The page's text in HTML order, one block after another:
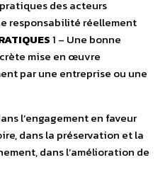
des acteurs
responsabilité réellement
1 – Une bonne
mise en œuvre
par une entreprise ou une
l’engagement en faveur
dans la préservation et la
dans l’amélioration de